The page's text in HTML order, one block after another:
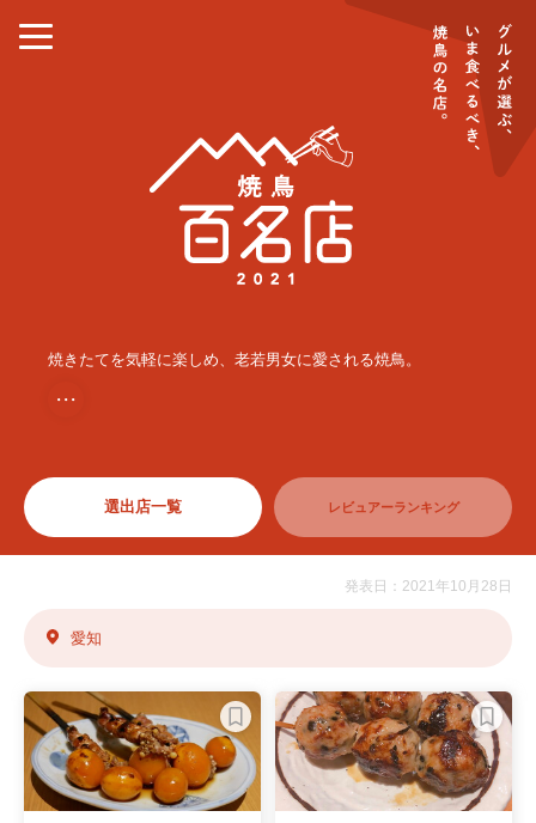
焼きたてを気軽に楽しめ、老若男女に愛される焼鳥。
・・・
選出店一覧 レビュアーランキング
発表日：2021年10月28日
愛知